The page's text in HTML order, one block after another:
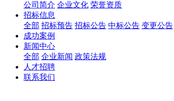
公司简介 企业文化 荣誉资质
招标信息
全部 招标预告 招标公告 中标公告 变更公告
成功案例
新闻中心
全部 企业新闻 政策法规
人才招聘
联系我们